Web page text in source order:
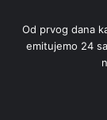
Od prvog dana
emitujemo 24